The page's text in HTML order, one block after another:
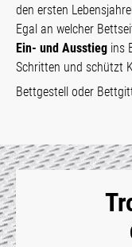
den ersten
Egal an welcher
Ein- und Ausstieg ins
Schritten und schützt
Bettgestell oder